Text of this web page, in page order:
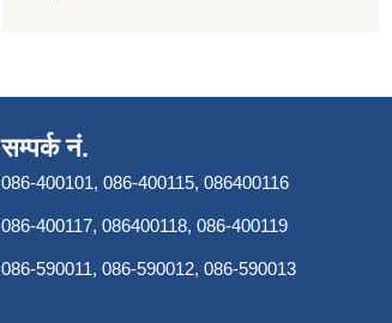
सम्पर्क नं.
086-400101, 086-400115, 086400116
086-400117, 086400118, 086-400119
086-590011, 086-590012, 086-590013